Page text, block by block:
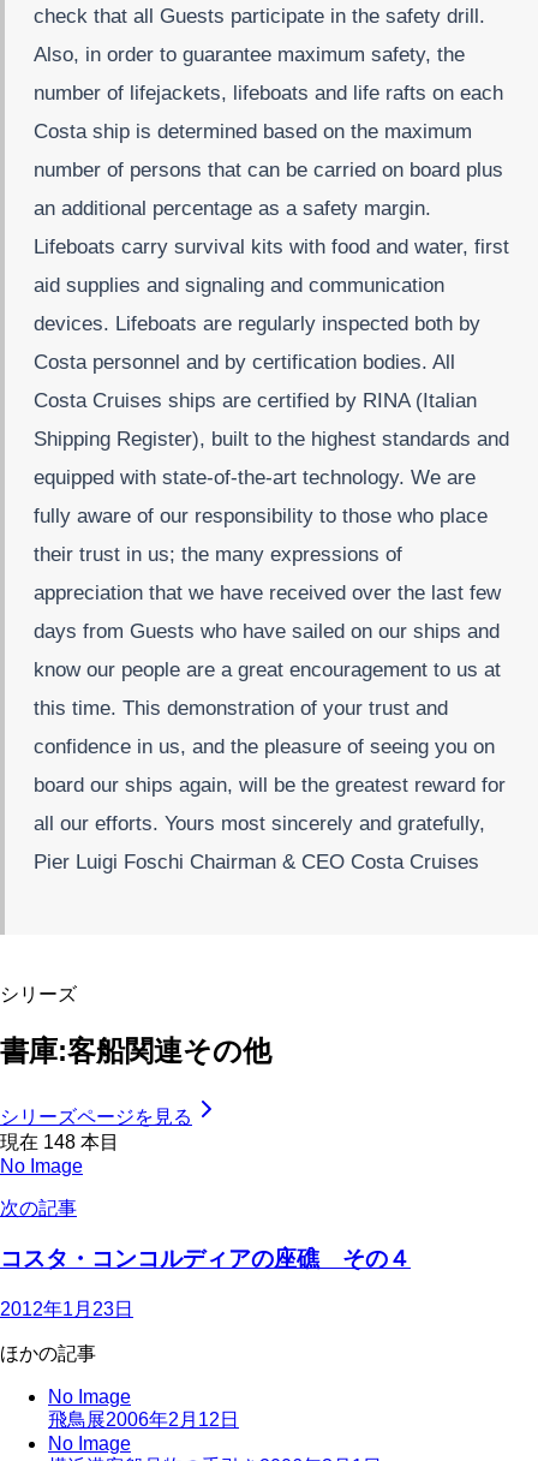
check that all Guests participate in the safety drill.
Also, in order to guarantee maximum safety, the
number of lifejackets, lifeboats and life rafts on each
Costa ship is determined based on the maximum
number of persons that can be carried on board plus
an additional percentage as a safety margin.
Lifeboats carry survival kits with food and water, first
aid supplies and signaling and communication
devices. Lifeboats are regularly inspected both by
Costa personnel and by certification bodies. All
Costa Cruises ships are certified by RINA (Italian
Shipping Register), built to the highest standards and
equipped with state-of-the-art technology. We are
fully aware of our responsibility to those who place
their trust in us; the many expressions of
appreciation that we have received over the last few
days from Guests who have sailed on our ships and
know our people are a great encouragement to us at
this time. This demonstration of your trust and
confidence in us, and the pleasure of seeing you on
board our ships again, will be the greatest reward for
all our efforts. Yours most sincerely and gratefully,
Pier Luigi Foschi Chairman & CEO Costa Cruises
シリーズ
書庫:客船関連その他
シリーズページを見る
現在 148 本目
No Image
次の記事
コスタ・コンコルディアの座礁 その４
2012年1月23日
ほかの記事
No Image
飛鳥展2006年2月12日
No Image